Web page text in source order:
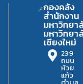
กองคลัง
สำนักงาน
มหาวิทยา
มหาวิทยา
เชียงใหม่
239
ถนน
ห้วย
แก้ว